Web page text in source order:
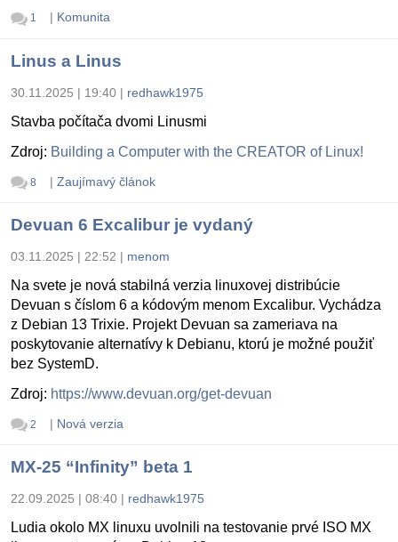
1 | Komunita
Linus a Linus
30.11.2025 | 19:40 | redhawk1975
Stavba počítača dvomi Linusmi
Zdroj: Building a Computer with the CREATOR of Linux!
8 | Zaujímavý článok
Devuan 6 Excalibur je vydaný
03.11.2025 | 22:52 | menom
Na svete je nová stabilná verzia linuxovej distribúcie
Devuan s číslom 6 a kódovým menom Excalibur. Vychádza
z Debian 13 Trixie. Projekt Devuan sa zameriava na
poskytovanie alternatívy k Debianu, ktorú je možné použiť
bez SystemD.
Zdroj: https://www.devuan.org/get-devuan
2 | Nová verzia
MX-25 “Infinity” beta 1
22.09.2025 | 08:40 | redhawk1975
Ludia okolo MX linuxu uvolnili na testovanie prvé ISO MX